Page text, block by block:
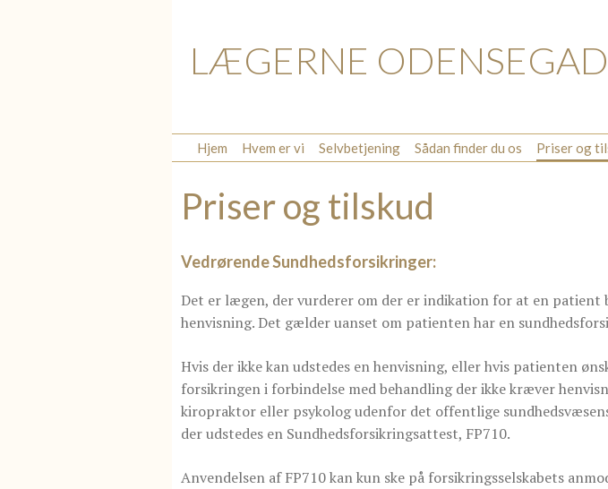
LÆGERNE
Hjem Hvem er vi Selvbetjening Sådan finder du os Priser og
Priser og tilskud
Vedrørende Sundhedsforsikringer:
Det er lægen, der vurderer om der er indikation for at en patient
henvisning. Det gælder uanset om patienten har en
Hvis der ikke kan udstedes en henvisning, eller hvis patienten
forsikringen i forbindelse med behandling der ikke kræver
kiropraktor eller psykolog udenfor det offentlige
der udstedes en Sundhedsforsikringsattest, FP710.
Anvendelsen af FP710 kan kun ske på forsikringsselskabets